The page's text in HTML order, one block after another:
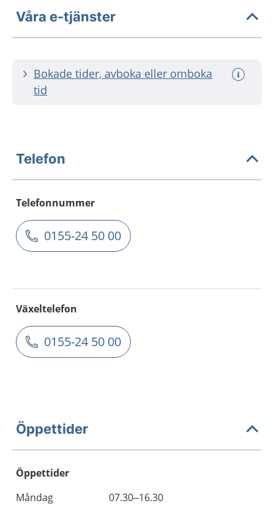
Våra e-tjänster
Bokade tider, avboka eller omboka
tid
Telefon
Telefonnummer
0155-24 50 00
Växeltelefon
0155-24 50 00
Öppettider
Öppettider
Dag
Öppettider
Kommentarer
Måndag
07.30–16.30